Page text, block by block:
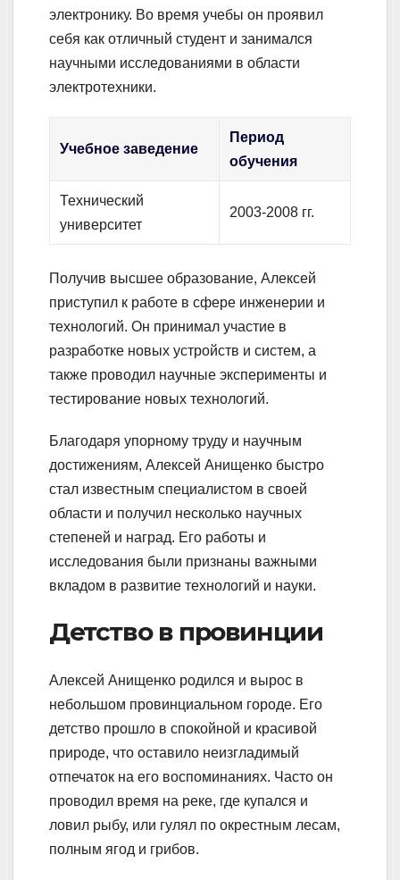
электронику. Во время учебы он проявил
себя как отличный студент и занимался
научными исследованиями в области
электротехники.
Учебное заведение
Период
обучения
Технический
университет
2003-2008 гг.
Получив высшее образование, Алексей
приступил к работе в сфере инженерии и
технологий. Он принимал участие в
разработке новых устройств и систем, а
также проводил научные эксперименты и
тестирование новых технологий.
Благодаря упорному труду и научным
достижениям, Алексей Анищенко быстро
стал известным специалистом в своей
области и получил несколько научных
степеней и наград. Его работы и
исследования были признаны важными
вкладом в развитие технологий и науки.
Детство в провинции
Алексей Анищенко родился и вырос в
небольшом провинциальном городе. Его
детство прошло в спокойной и красивой
природе, что оставило неизгладимый
отпечаток на его воспоминаниях. Часто он
проводил время на реке, где купался и
ловил рыбу, или гулял по окрестным лесам,
полным ягод и грибов.